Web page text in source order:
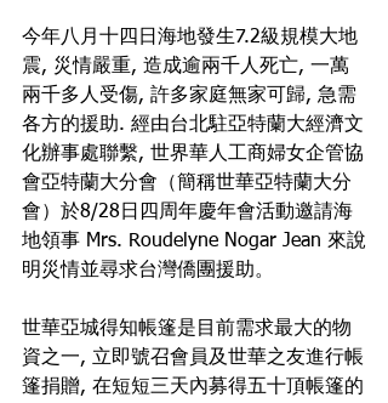
今年八月十四日海地發生7.2級規模大地
震, 災情嚴重, 造成逾兩千人死亡, 一萬
兩千多人受傷, 許多家庭無家可歸, 急需
各方的援助. 經由台北駐亞特蘭大經濟文
化辦事處聯繫, 世界華人工商婦女企管協
會亞特蘭大分會（簡稱世華亞特蘭大分
會）於8/28日四周年慶年會活動邀請海
地領事 Mrs. Roudelyne Nogar Jean 來說
明災情並尋求台灣僑團援助。
世華亞城得知帳篷是目前需求最大的物
資之一, 立即號召會員及世華之友進行帳
篷捐贈, 在短短三天內募得五十頂帳篷的